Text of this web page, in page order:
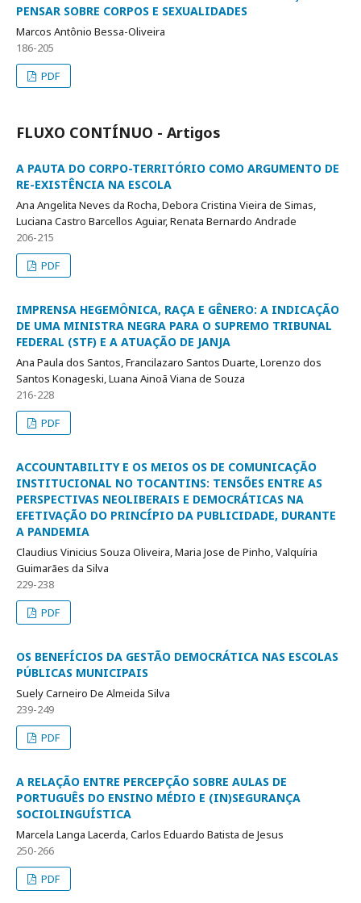
PENSAR SOBRE CORPOS E SEXUALIDADES
Marcos Antônio Bessa-Oliveira
186-205
PDF
FLUXO CONTÍNUO - Artigos
A PAUTA DO CORPO-TERRITÓRIO COMO ARGUMENTO DE
RE-EXISTÊNCIA NA ESCOLA
Ana Angelita Neves da Rocha, Debora Cristina Vieira de Simas,
Luciana Castro Barcellos Aguiar, Renata Bernardo Andrade
206-215
PDF
IMPRENSA HEGEMÔNICA, RAÇA E GÊNERO: A INDICAÇÃO
DE UMA MINISTRA NEGRA PARA O SUPREMO TRIBUNAL
FEDERAL (STF) E A ATUAÇÃO DE JANJA
Ana Paula dos Santos, Francilazaro Santos Duarte, Lorenzo dos
Santos Konageski, Luana Ainoã Viana de Souza
216-228
PDF
ACCOUNTABILITY E OS MEIOS OS DE COMUNICAÇÃO
INSTITUCIONAL NO TOCANTINS: TENSÕES ENTRE AS
PERSPECTIVAS NEOLIBERAIS E DEMOCRÁTICAS NA
EFETIVAÇÃO DO PRINCÍPIO DA PUBLICIDADE, DURANTE
A PANDEMIA
Claudius Vinicius Souza Oliveira, Maria Jose de Pinho, Valquíria
Guimarães da Silva
229-238
PDF
OS BENEFÍCIOS DA GESTÃO DEMOCRÁTICA NAS ESCOLAS
PÚBLICAS MUNICIPAIS
Suely Carneiro De Almeida Silva
239-249
PDF
A RELAÇÃO ENTRE PERCEPÇÃO SOBRE AULAS DE
PORTUGUÊS DO ENSINO MÉDIO E (IN)SEGURANÇA
SOCIOLINGUÍSTICA
Marcela Langa Lacerda, Carlos Eduardo Batista de Jesus
250-266
PDF